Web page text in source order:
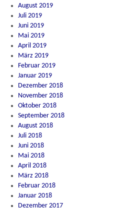
August 2019
Juli 2019
Juni 2019
Mai 2019
April 2019
März 2019
Februar 2019
Januar 2019
Dezember 2018
November 2018
Oktober 2018
September 2018
August 2018
Juli 2018
Juni 2018
Mai 2018
April 2018
März 2018
Februar 2018
Januar 2018
Dezember 2017